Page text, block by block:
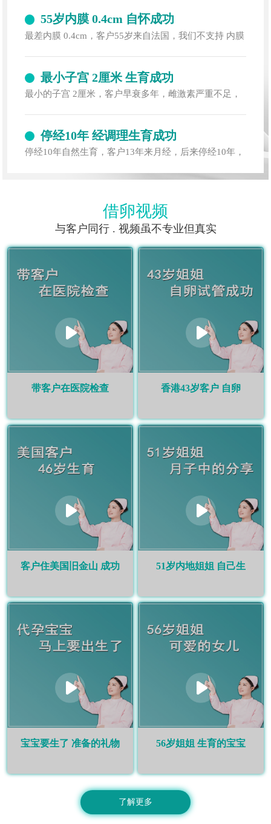
55岁内膜 0.4cm 自怀成功
最差内膜 0.4cm，客户55岁来自法国，我们不支持 内膜
最小子宫 2厘米 生育成功
最小的子宫 2厘米，客户早衰多年，雌激素严重不足，
停经10年 经调理生育成功
停经10年自然生育，客户13年来月经，后来停经10年，
借卵视频
与客户同行 . 视频虽不专业但真实
带客户在医院检查 香港43岁客户 自卵
客户住美国旧金山 成功 51岁内地姐姐 自己生
宝宝要生了 准备的礼物 56岁姐姐 生育的宝宝
了解更多